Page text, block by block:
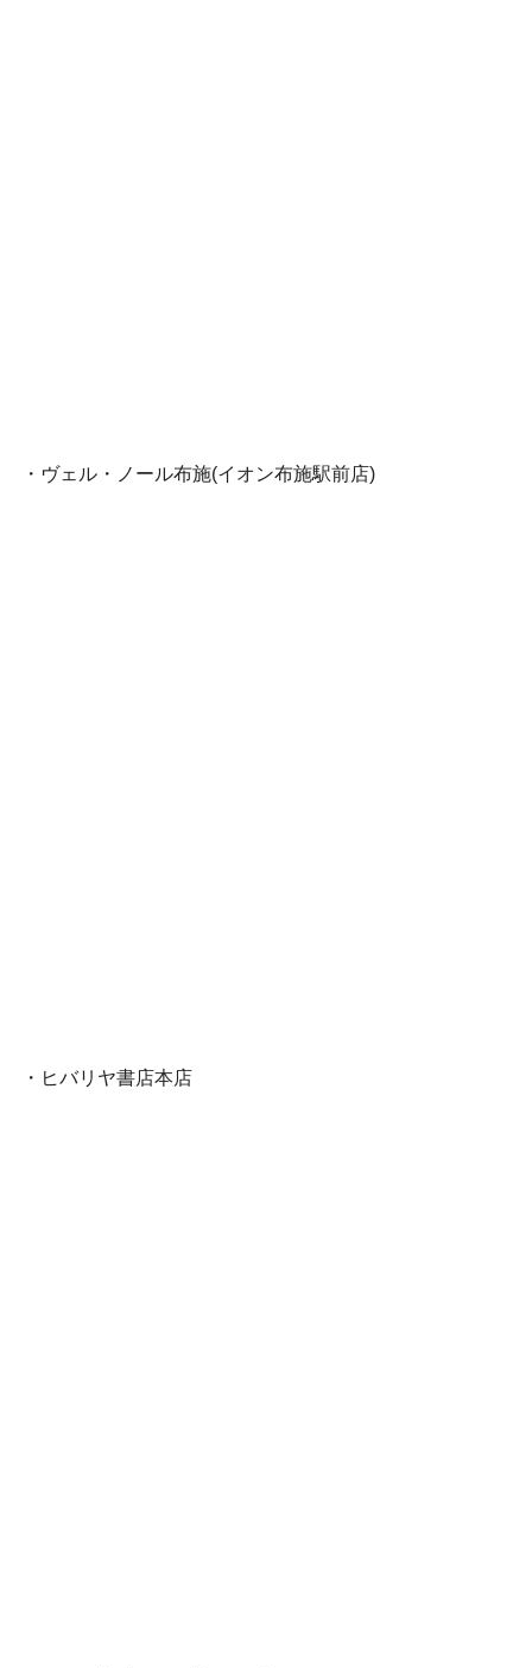
・ヴェル・ノール布施(イオン布施駅前店)
・ヒバリヤ書店本店